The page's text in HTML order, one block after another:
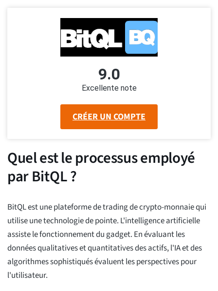
9.0
Excellente note
CRÉER UN COMPTE
Quel est le processus employé
par BitQL ?
BitQL est une plateforme de trading de crypto-monnaie qui
utilise une technologie de pointe. L'intelligence artificielle
assiste le fonctionnement du gadget. En évaluant les
données qualitatives et quantitatives des actifs, l'IA et des
algorithmes sophistiqués évaluent les perspectives pour
l'utilisateur.